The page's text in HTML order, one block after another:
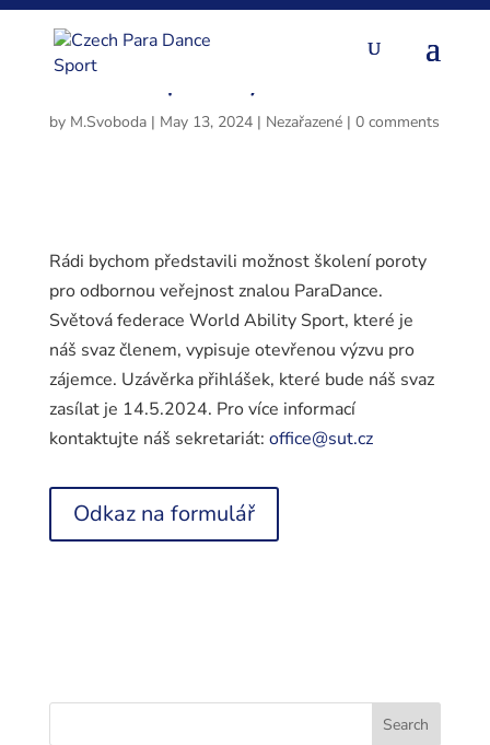
Školení poroty WAS
by M.Svoboda| May 13, 2024| Nezařazené| 0 comments
Rádi bychom představili možnost školení poroty
pro odbornou veřejnost znalou ParaDance.
Světová federace World Ability Sport, které je
náš svaz členem, vypisuje otevřenou výzvu pro
zájemce. Uzávěrka přihlášek, které bude náš svaz
zasílat je 14.5.2024. Pro více informací
kontaktujte náš sekretariát: office@sut.cz
Odkaz na formulář